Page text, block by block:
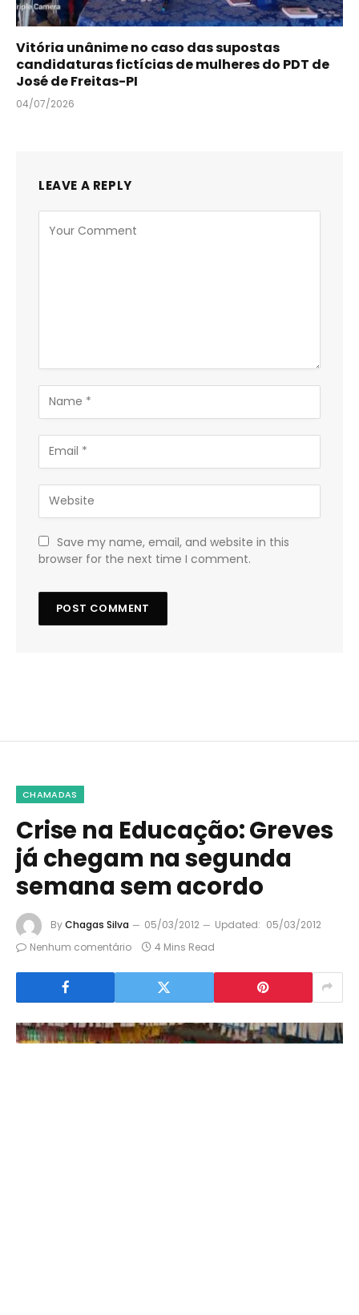
Vitória unânime no caso das supostas
candidaturas fictícias de mulheres do PDT de
José de Freitas-PI
04/07/2026
LEAVE A REPLY
Save my name, email, and website in this
browser for the next time I comment.
CHAMADAS
Crise na Educação: Greves
já chegam na segunda
semana sem acordo
ByChagas Silva 05/03/2012 Updated: 05/03/2012
Nenhum comentário
4 Mins Read